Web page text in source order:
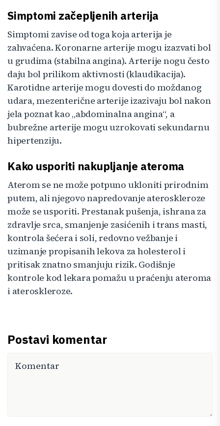
Simptomi začepljenih arterija
Simptomi zavise od toga koja arterija je
zahvaćena. Koronarne arterije mogu izazvati bol
u grudima (stabilna angina). Arterije nogu često
daju bol prilikom aktivnosti (klaudikacija).
Karotidne arterije mogu dovesti do moždanog
udara, mezenterične arterije izazivaju bol nakon
jela poznat kao „abdominalna angina“, a
bubrežne arterije mogu uzrokovati sekundarnu
hipertenziju.
Kako usporiti nakupljanje ateroma
Aterom se ne može potpuno ukloniti prirodnim
putem, ali njegovo napredovanje ateroskleroze
može se usporiti. Prestanak pušenja, ishrana za
zdravlje srca, smanjenje zasićenih i trans masti,
kontrola šećera i soli, redovno vežbanje i
uzimanje propisanih lekova za holesterol i
pritisak znatno smanjuju rizik. Godišnje
kontrole kod lekara pomažu u praćenju ateroma
i ateroskleroze.
Postavi komentar